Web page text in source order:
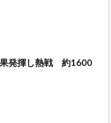
発揮し熱戦 約1600